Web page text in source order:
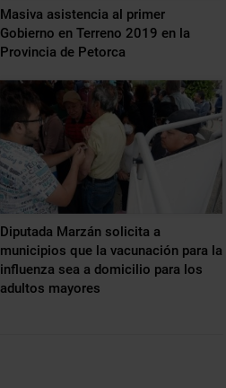
Masiva asistencia al primer
Gobierno en Terreno 2019 en la
Provincia de Petorca
Diputada Marzán solicita a
municipios que la vacunación para la
influenza sea a domicilio para los
adultos mayores